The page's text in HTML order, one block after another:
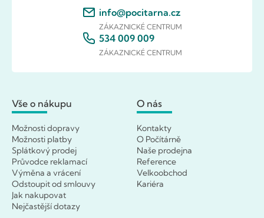
info@pocitarna.cz
ZÁKAZNICKÉ CENTRUM
534 009 009
ZÁKAZNICKÉ CENTRUM
Vše o nákupu
Možnosti dopravy
Možnosti platby
Splátkový prodej
Průvodce reklamací
Výměna a vrácení
Odstoupit od smlouvy
Jak nakupovat
Nejčastější dotazy
O nás
Kontakty
O Počítárně
Naše prodejna
Reference
Velkoobchod
Kariéra